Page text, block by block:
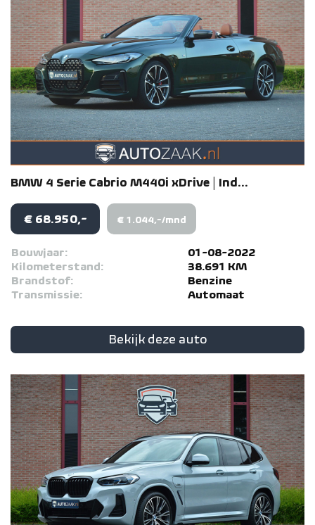
BMW 4 Serie Cabrio M440i xDrive | Ind...
€ 68.950,- € 1.044,-/mnd
Bouwjaar:
01-08-2022
Kilometerstand:
38.691 KM
Brandstof:
Benzine
Transmissie:
Automaat
Bekijk deze auto